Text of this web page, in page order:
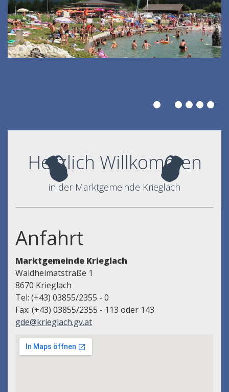
Herzlich Willkommen
in der Marktgemeinde Krieglach
Anfahrt
Marktgemeinde Krieglach
Waldheimatstraße 1
8670 Krieglach
Tel: (+43) 03855/2355 - 0
Fax: (+43) 03855/2355 - 113 oder 143
gde@krieglach.gv.at